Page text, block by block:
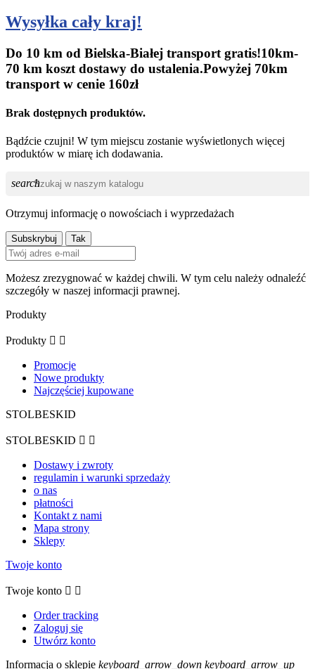
Wysyłka cały kraj!
Do 10 km od Bielska-Białej transport gratis!10km-
70 km koszt dostawy do ustalenia.Powyżej 70km
transport w cenie 160zł
Brak dostępnych produktów.
Bądźcie czujni! W tym miejscu zostanie wyświetlonych więcej
produktów w miarę ich dodawania.
search
Otrzymuj informację o nowościach i wyprzedażach
Możesz zrezygnować w każdej chwili. W tym celu należy odnaleźć
szczegóły w naszej informacji prawnej.
Produkty
Produkty  
Promocje
Nowe produkty
Najczęściej kupowane
STOLBESKID
STOLBESKID  
Dostawy i zwroty
regulamin i warunki sprzedaży
o nas
płatności
Kontakt z nami
Mapa strony
Sklepy
Twoje konto
Twoje konto  
Order tracking
Zaloguj się
Utwórz konto
Informacja o sklepie keyboard_arrow_down keyboard_arrow_up